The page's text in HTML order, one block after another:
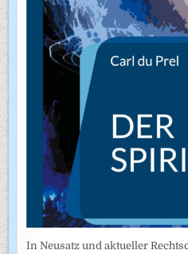
In Neusatz und aktueller